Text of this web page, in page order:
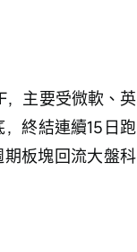
，主要受微軟、英
終結連續15日跑
板塊回流大盤科